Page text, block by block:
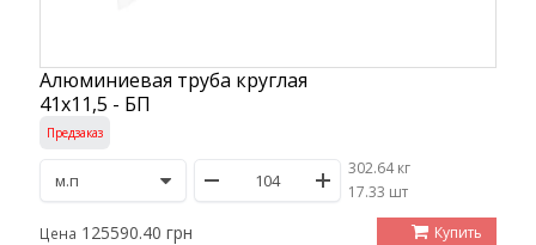
Алюминиевая труба круглая
41х11,5 - БП
Предзаказ
302.64 кг
/17.33 шт
Цена 125590.40 грн Купить